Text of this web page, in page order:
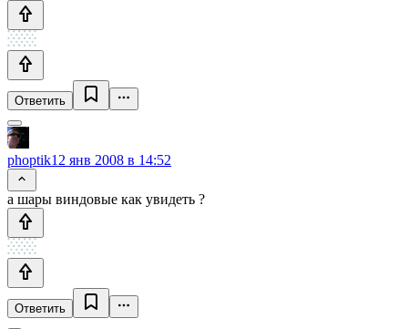
Ответить
phoptik12 янв 2008 в 14:52
а шары виндовые как увидеть ?
Ответить